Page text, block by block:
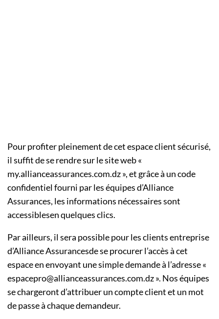
Pour profiter pleinement de cet espace client sécurisé,
il suffit de se rendre sur le site web «
my.allianceassurances.com.dz », et grâce à un code
confidentiel fourni par les équipes d’Alliance
Assurances, les informations nécessaires sont
accessiblesen quelques clics.
Par ailleurs, il sera possible pour les clients entreprise
d’Alliance Assurancesde se procurer l’accès à cet
espace en envoyant une simple demande à l’adresse «
espacepro@allianceassurances.com.dz». Nos équipes
se chargeront d’attribuer un compte client et un mot
de passe à chaque demandeur.